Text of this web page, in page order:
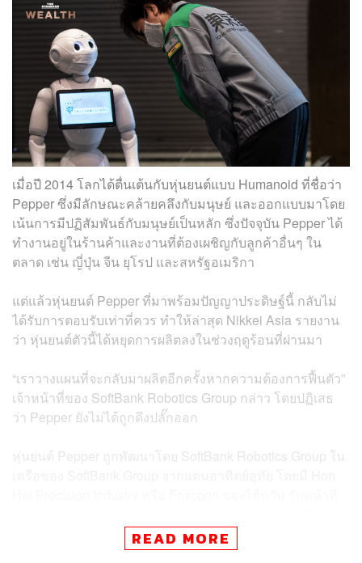
เมื่อปี 2014 โลกได้ตื่นเต้นกับหุ่นยนต์แบบ Humanoid ที่ชื่อว่า
Pepper ซึ่งมีลักษณะคล้ายคลึงกับมนุษย์ และออกแบบมาโดย
เน้นการมีปฏิสัมพันธ์กับมนุษย์เป็นหลัก ซึ่งปัจจุบัน Pepper ได้
ทำงานอยู่ในร้านค้าและงานที่ต้องเผชิญกับลูกค้าอื่นๆ ใน
ตลาด เช่น ญี่ปุ่น จีน ยุโรป และสหรัฐอเมริกา
แต่แล้วหุ่นยนต์ Pepper ที่มาพร้อมปัญญาประดิษฐ์นี้ กลับไม่
ได้รับการตอบรับเท่าที่ควร ทำให้ล่าสุด Nikkei Asia รายงาน
ว่า หุ่นยนต์ตัวนี้ได้หยุดการผลิตลงในช่วงฤดูร้อนที่ผ่านมา
“เราวางแผนที่จะกลับมาผลิตอีกครั้งหากความต้องการฟื้นตัว”
เจ้าหน้าที่ของ SoftBank Robotics Group กล่าว โดยปฏิเสธ
ว่า Pepper ยังไม่ได้ถูกดึงปลั๊กออก
หุ่นยนต์ Pepper ถูกพัฒนาโดย SoftBank Robotics Group ใน
2015 และปัจจุบันมีการเช่าให้กับลูกค้าองค์กร ผู้บริโภค
สามารถซื้อได้ในราคา 217,800 เยน หรือประมาณ 63,154
READ MORE